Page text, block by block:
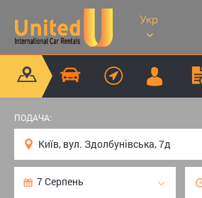
Укр
ПОДАЧА: